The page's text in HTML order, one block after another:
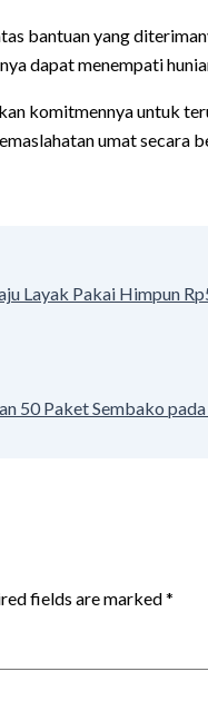
bantuan yang
dapat menempati
komitmennya untuk
umat secara
Layak Pakai Himpun
50 Paket Sembako
fields are marked*